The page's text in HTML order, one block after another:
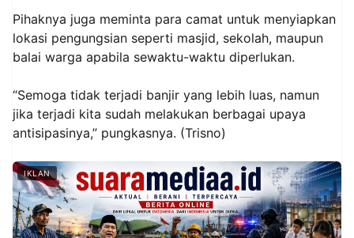
Pihaknya juga meminta para camat untuk menyiapkan
lokasi pengungsian seperti masjid, sekolah, maupun
balai warga apabila sewaktu-waktu diperlukan.
“Semoga tidak terjadi banjir yang lebih luas, namun
jika terjadi kita sudah melakukan berbagai upaya
antisipasinya,” pungkasnya. (Trisno)
IKLAN